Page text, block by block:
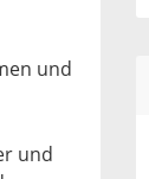
und
und